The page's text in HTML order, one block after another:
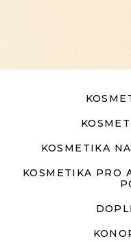
KOSMETIKA
KOSMETIKA PRO